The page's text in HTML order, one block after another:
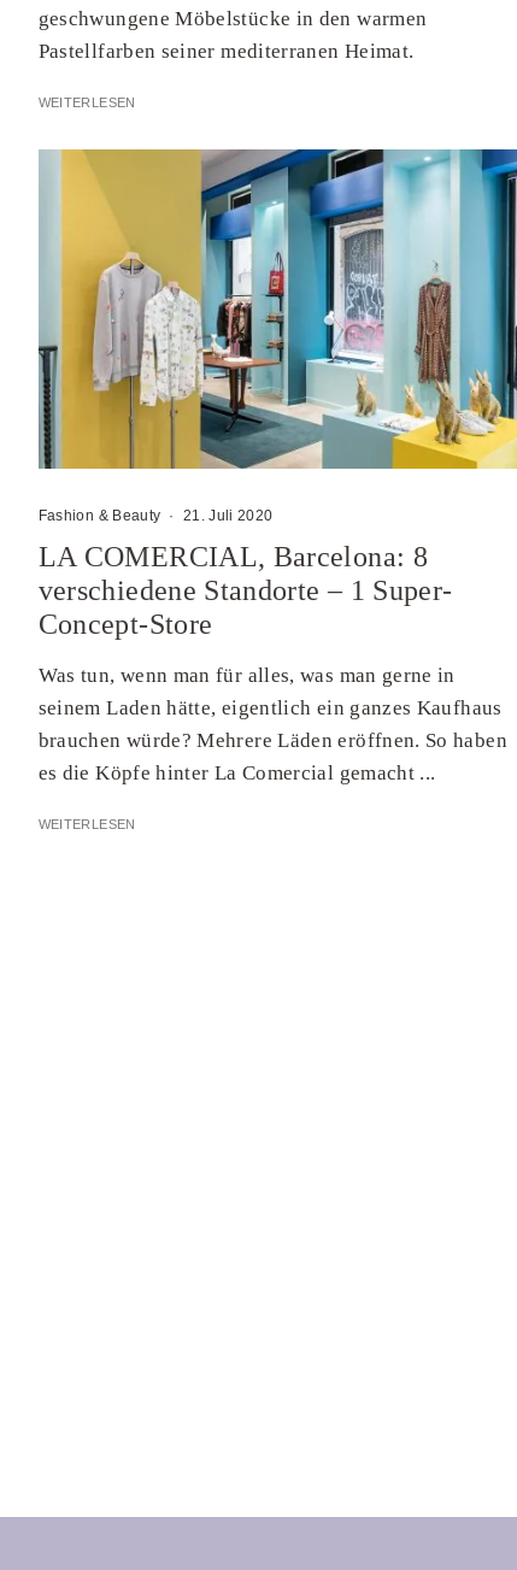
geschwungene Möbelstücke in den warmen
Pastellfarben seiner mediterranen Heimat.
WEITERLESEN
Fashion & Beauty · 21. Juli 2020
LA COMERCIAL, Barcelona: 8
verschiedene Standorte – 1 Super-
Concept-Store
Was tun, wenn man für alles, was man gerne in
seinem Laden hätte, eigentlich ein ganzes Kaufhaus
brauchen würde? Mehrere Läden eröffnen. So haben
es die Köpfe hinter La Comercial gemacht ...
WEITERLESEN